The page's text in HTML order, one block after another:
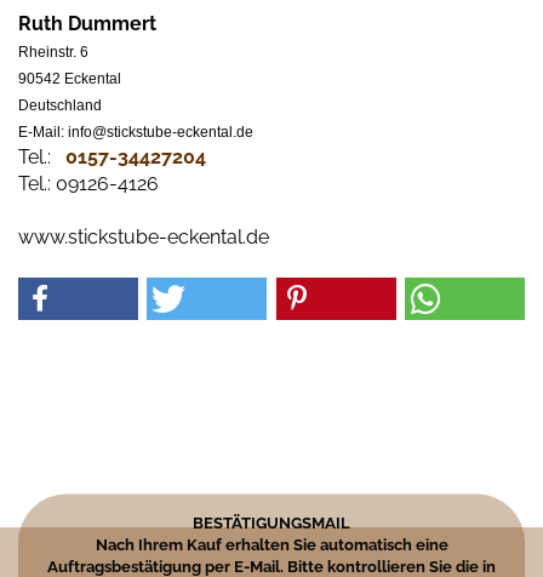
Ruth Dummert
Rheinstr. 6
90542 Eckental
Deutschland
E-Mail: info@stickstube-eckental.de
Tel.: 0157-34427204​
Tel.: 09126-4126
www.stickstube-eckental.de
BESTÄTIGUNGSMAIL
Nach Ihrem Kauf erhalten Sie automatisch eine
Auftragsbestätigung per E-Mail. Bitte kontrollieren Sie die in